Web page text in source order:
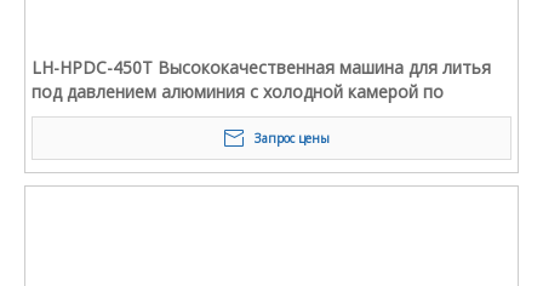
LH-HPDC-450T Высококачественная машина для литья
под давлением алюминия с холодной камерой по
индивидуальному заказу
Запрос цены